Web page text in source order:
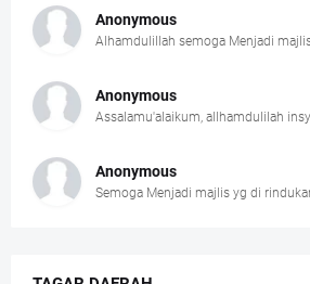
Anonymous
Alhamdulillah semoga Menjadi
Anonymous
Assalamu'alaikum, allhamdulilah
Anonymous
Semoga Menjadi majlis yg di